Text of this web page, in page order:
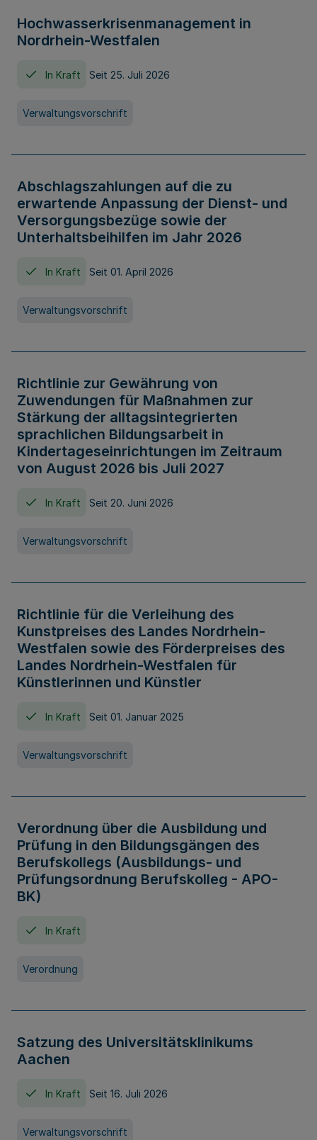
Hochwasserkrisenmanagement in
Nordrhein-Westfalen
In Kraft Seit 25. Juli 2026
Verwaltungsvorschrift
Abschlagszahlungen auf die zu
erwartende Anpassung der Dienst- und
Versorgungsbezüge sowie der
Unterhaltsbeihilfen im Jahr 2026
In Kraft Seit 01. April 2026
Verwaltungsvorschrift
Richtlinie zur Gewährung von
Zuwendungen für Maßnahmen zur
Stärkung der alltagsintegrierten
sprachlichen Bildungsarbeit in
Kindertageseinrichtungen im Zeitraum
von August 2026 bis Juli 2027
In Kraft Seit 20. Juni 2026
Verwaltungsvorschrift
Richtlinie für die Verleihung des
Kunstpreises des Landes Nordrhein-
Westfalen sowie des Förderpreises des
Landes Nordrhein-Westfalen für
Künstlerinnen und Künstler
In Kraft Seit 01. Januar 2025
Verwaltungsvorschrift
Verordnung über die Ausbildung und
Prüfung in den Bildungsgängen des
Berufskollegs (Ausbildungs- und
Prüfungsordnung Berufskolleg - APO-
BK)
In Kraft
Verordnung
Satzung des Universitätsklinikums
Aachen
In Kraft Seit 16. Juli 2026
Verwaltungsvorschrift